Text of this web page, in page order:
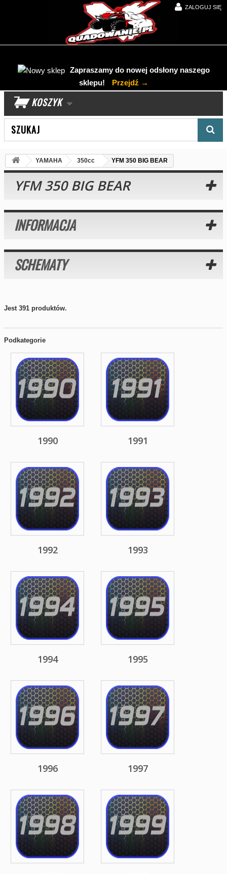
ZALOGUJ SIĘ
Zapraszamy do nowej odsłony naszego
sklepu!
Przejdź →
KOSZYK
YAMAHA 350cc YFM 350 BIG BEAR
YFM 350 BIG BEAR
INFORMACJA
SCHEMATY
Jest 391 produktów.
Podkategorie
1990 1991
1992 1993
1994 1995
1996 1997